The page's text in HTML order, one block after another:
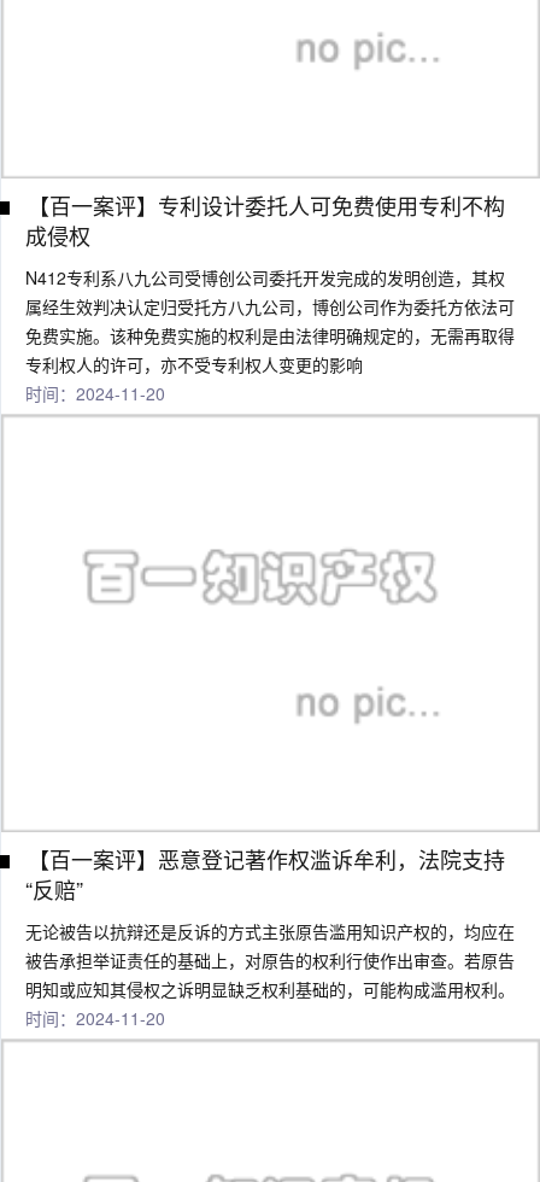
【百一案评】专利设计委托人可免费使用专利不构
成侵权
N412专利系八九公司受博创公司委托开发完成的发明创造，其权
属经生效判决认定归受托方八九公司，博创公司作为委托方依法可
免费实施。该种免费实施的权利是由法律明确规定的，无需再取得
专利权人的许可，亦不受专利权人变更的影响
时间：2024-11-20
【百一案评】恶意登记著作权滥诉牟利，法院支持
“反赔”
无论被告以抗辩还是反诉的方式主张原告滥用知识产权的，均应在
被告承担举证责任的基础上，对原告的权利行使作出审查。若原告
明知或应知其侵权之诉明显缺乏权利基础的，可能构成滥用权利。
时间：2024-11-20